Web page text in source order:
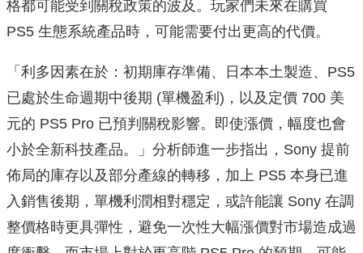
格都可能受到關稅政策的波及。玩家們未來在購買
PS5 生態系統產品時，可能需要付出更高的代價。
「利多因素在於：初期庫存準備、日本本土製造、PS5
已處於生命週期中後期 (單機盈利)，以及定價 700 美
元的 PS5 Pro 已預判關稅影響。即使漲價，幅度也會
小於全新科技產品。」分析師進一步指出，Sony 提前
佈局的庫存以及部分產線的轉移，加上 PS5 本身已進
入銷售後期，單機利潤相對穩定，或許能讓 Sony 在調
整價格時更具彈性，避免一次性大幅漲價對市場造成過